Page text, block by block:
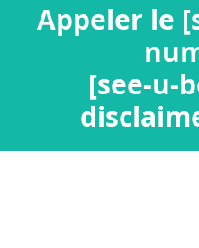
Appeler le
[see-u-